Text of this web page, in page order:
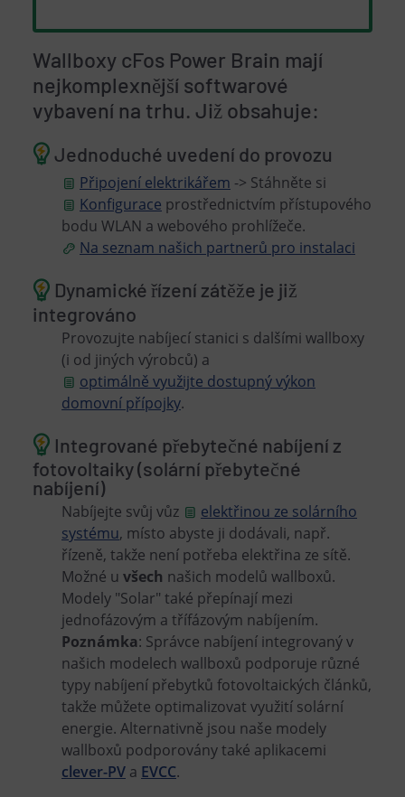
Wallboxy cFos Power Brain mají
nejkomplexnější softwarové
vybavení na trhu. Již obsahuje:
Jednoduché uvedení do provozu
Připojení elektrikářem -> Stáhněte si
Konfigurace prostřednictvím přístupového
bodu WLAN a webového prohlížeče.
Na seznam našich partnerů pro instalaci
Dynamické řízení zátěže je již
integrováno
Provozujte nabíjecí stanici s dalšími wallboxy
(i od jiných výrobců) a
optimálně využijte dostupný výkon
domovní přípojky.
Integrované přebytečné nabíjení z
fotovoltaiky (solární přebytečné
nabíjení)
Nabíjejte svůj vůz
elektřinou ze solárního
systému, místo abyste ji dodávali, např.
řízeně, takže není potřeba elektřina ze sítě.
Možné u všech našich modelů wallboxů.
Modely "Solar" také přepínají mezi
jednofázovým a třífázovým nabíjením.
Poznámka: Správce nabíjení integrovaný v
našich modelech wallboxů podporuje různé
typy nabíjení přebytků fotovoltaických článků,
takže můžete optimalizovat využití solární
energie. Alternativně jsou naše modely
wallboxů podporovány také aplikacemi
clever-PV a EVCC.